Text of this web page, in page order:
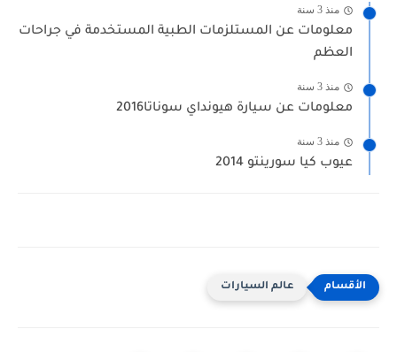
منذ 3 سنة
معلومات عن المستلزمات الطبية المستخدمة في جراحات
العظم
منذ 3 سنة
معلومات عن سيارة هيونداي سوناتا2016
منذ 3 سنة
عيوب كيا سورينتو 2014
عالم السيارات